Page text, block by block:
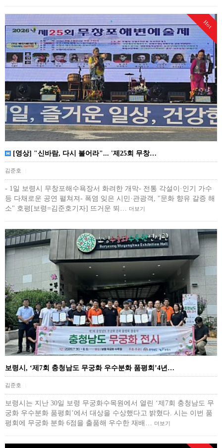
Hot
[영상] "신바람, 다시 불어라"... '제25회 무창…
김준호
- 1일 보령시 무창포해수욕장서 화려한 개막- 전통 각설이·인기 가수
등 다채로운 공연 펼쳐져- 폭염 잊은 시민·관광객, "문화 향유 갈증 해
소" 호평[보령=김준호기자] 뜨거운 뙤…
더보기
보령시, ‘제7회 충청남도 무궁화 우수분화 품평회’4년…
김준호
보령시는 지난 30일 보령 무궁화수목원에서 열린 ‘제7회 충청남도 무
궁화 우수분화 품평회’에서 대상을 수상했다고 밝혔다. 시는 이번 품
평회에 무궁화 분화 6점을 출품해 우수한 재배… 더보기